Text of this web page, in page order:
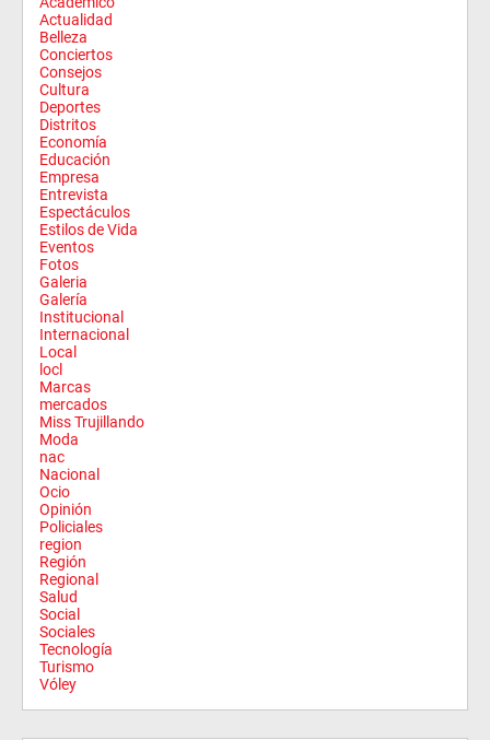
Actualidad
Belleza
Conciertos
Consejos
Cultura
Deportes
Distritos
Economía
Educación
Empresa
Entrevista
Espectáculos
Estilos de Vida
Eventos
Fotos
Galeria
Galería
Institucional
Internacional
Local
locl
Marcas
mercados
Miss Trujillando
Moda
nac
Nacional
Ocio
Opinión
Policiales
region
Región
Regional
Salud
Social
Sociales
Tecnología
Turismo
Vóley